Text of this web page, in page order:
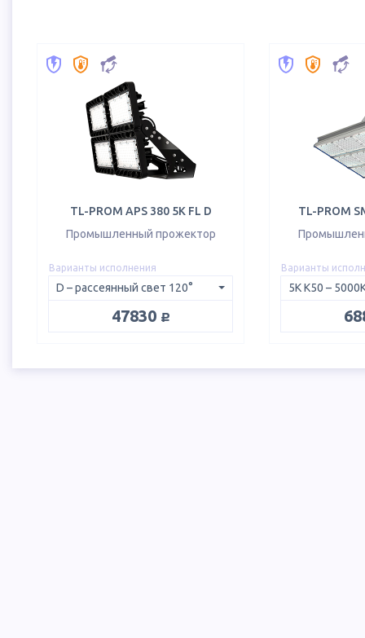
TL-PROM APS 380 5K FL D
Промышленный прожектор
Варианты исполнения
47830 руб.
TL-PROM
Варианты